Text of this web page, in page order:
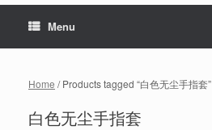
Menu
Home / Products tagged “白色无尘手指套”
白色无尘手指套